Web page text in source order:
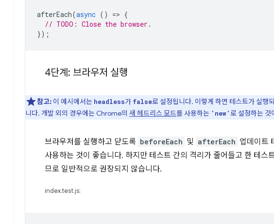
afterEach(async () => {
// TODO: Close the browser.
});
4단계: 브라우저 실행
참고: 이 예시에서는 headless가 false로 설정됩니다. 이렇게 하면 테스트가 실행
니다. 개발 외의 경우에는 Chrome의 새 헤드리스 모드를 사용하는 'new'로 설정하는 것
브라우저를 실행하고 닫도록 beforeEach 및 afterEach 업데이트
사용하는 것이 좋습니다. 하지만 테스트 간의 격리가 줄어들고 한 테스
므로 일반적으로 권장되지 않습니다.
index.test.js: